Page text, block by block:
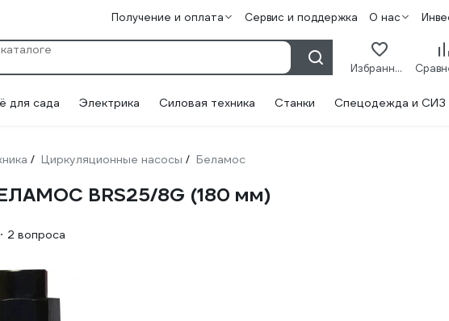
Получение и оплата Сервис и поддержка О нас
Избранное
для сада Электрика Силовая техника Станки Спецодежда и СИЗ
/ Циркуляционные насосы / Беламос
BRS25/8G (180 мм)
2 вопроса